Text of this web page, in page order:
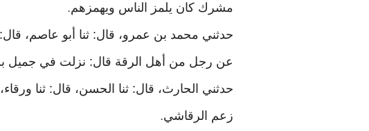
مشرك كان يلمز الناس ويهمزهم.
حدثني محمد بن عمرو، قال: ثنا أبو عاصم،
عن رجل من أهل الرقة قال: نزلت في جميل
حدثني الحارث، قال: ثنا الحسن، قال: ثنا
زعم الرقاشي.